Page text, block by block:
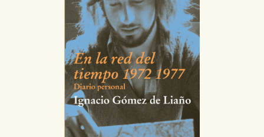
CONFIGURACIÓN DE COOKIES
HABILITAR TODO RECHAZAR TODO
Cookies necesarias
Estas cookies son necesarias para que nuestro sitio web
funcione y no es posible deshabilitarlas desde nuestro
sistema. Es posible hacerlo desde el navegador, pero en
ese caso es posible que algunas áreas de nuestra web
dejen de funcionar correctamente.